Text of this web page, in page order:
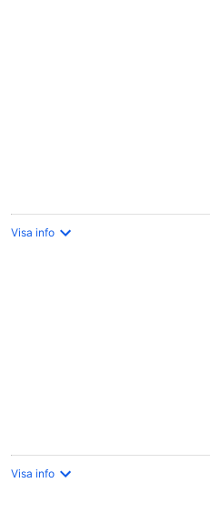
Visa info
Visa info